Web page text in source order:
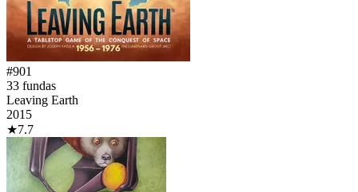
#901
33 fundas
Leaving Earth
2015
★7.7